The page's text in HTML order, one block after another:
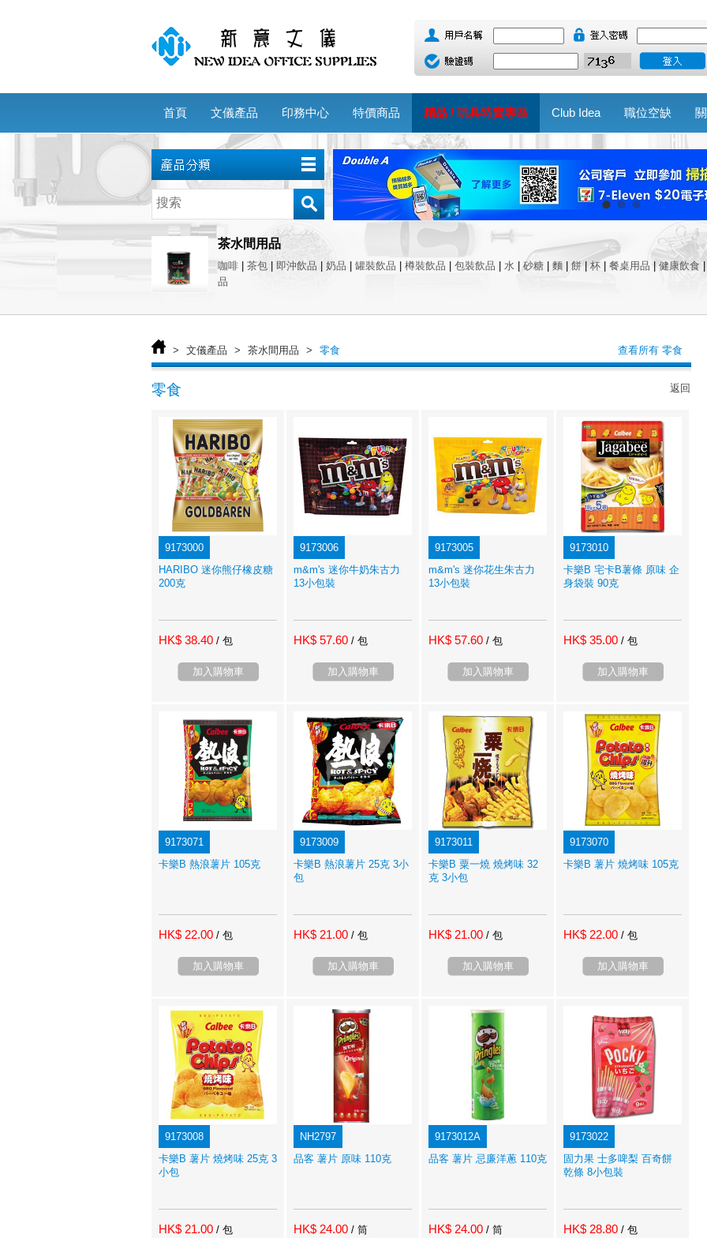
首頁 文儀產品 印務中心 特價商品 精品 / 玩具特賣專區 Club Idea 職位空缺
茶水間用品
咖啡 茶包 即沖飲品 奶品 罐裝飲品 樽裝飲品 包裝飲品 水 砂糖 麵 餅 杯 餐桌用品 |健康飲食
品
> 文儀產品 > 茶水間用品 > 零食 查看所有 零食
返回
零食
9173000
HARIBO 迷你熊仔橡皮糖
200克
HK$ 38.40 / 包
加入購物車
9173006
m&m's 迷你牛奶朱古力
13小包裝
HK$ 57.60 / 包
加入購物車
9173005
m&m's 迷你花生朱古力
13小包裝
HK$ 57.60 / 包
加入購物車
9173010
卡樂B 宅卡B薯條 原味 企
身袋裝 90克
HK$ 35.00 / 包
加入購物車
9173071
卡樂B 熱浪薯片 105克
HK$ 22.00 / 包
加入購物車
9173009
卡樂B 熱浪薯片 25克 3小
包
HK$ 21.00 / 包
加入購物車
9173011
卡樂B 粟一燒 燒烤味 32
克 3小包
HK$ 21.00 / 包
加入購物車
9173070
卡樂B 薯片 燒烤味 105克
HK$ 22.00 / 包
加入購物車
9173008
卡樂B 薯片 燒烤味 25克 3
小包
HK$ 21.00 / 包
NH2797
品客 薯片 原味 110克
HK$ 24.00 / 筒
9173012A
品客 薯片 忌廉洋蔥 110克
HK$ 24.00 / 筒
9173022
固力果 士多啤梨 百奇餅
乾條 8小包裝
HK$ 28.80 / 包